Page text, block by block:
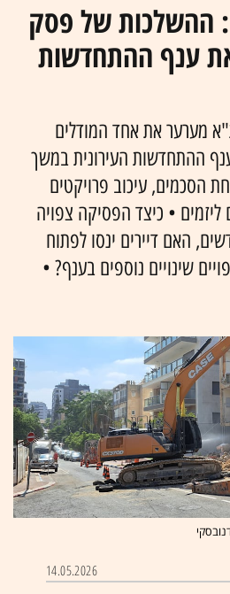
ההשלכות של פסק
ענף ההתחדשות
מערער את אחד המודלים
ההתחדשות העירונית במשך
הסכמים, עיכוב פרויקטים
ליזמים • כיצד הפסיקה צפויה
האם דיירים ינסו לפתוח
שינויים נוספים בענף? •
14.05.2026